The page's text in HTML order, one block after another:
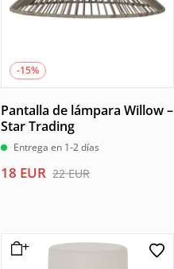
-15%
Pantalla de lámpara Willow –
Star Trading
Entrega en 1-2 días
22EUR
El
22 EUR.
18 EUR
El
18 EUR.